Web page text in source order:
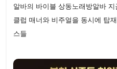
알바의 바이블 상동노래방알바
클럽 매너와 비주얼을 동시에 탑
스들